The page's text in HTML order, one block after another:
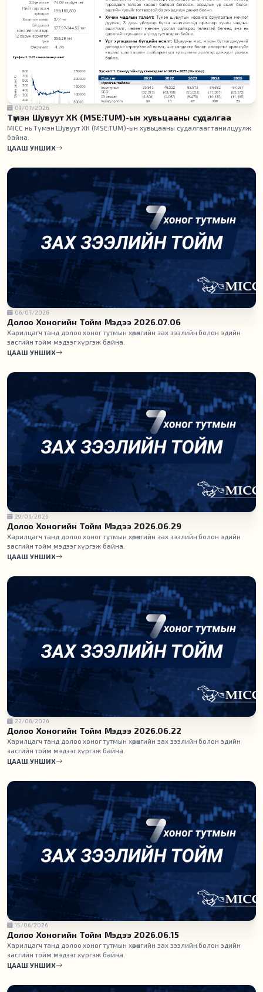
09/07/2026
Түмэн Шувуут ХК (MSE:TUM)-ын хувьцааны судалгаа
MICC нь Түмэн Шувуут ХК (MSE:TUM)-ын хувьцааны судалгааг танилцуулж
байна.
ЦААШ УНШИХ
06/07/2026
Долоо Хоногийн Тойм Мэдээ 2026.07.06
Харилцагч танд долоо хоног тутмын хөрөнгийн зах зээлийн болон эдийн
засгийн тойм мэдээг хүргэж байна.
ЦААШ УНШИХ
29/06/2026
Долоо Хоногийн Тойм Мэдээ 2026.06.29
Харилцагч танд долоо хоног тутмын хөрөнгийн зах зээлийн болон эдийн
засгийн тойм мэдээг хүргэж байна.
ЦААШ УНШИХ
22/06/2026
Долоо Хоногийн Тойм Мэдээ 2026.06.22
Харилцагч танд долоо хоног тутмын хөрөнгийн зах зээлийн болон эдийн
засгийн тойм мэдээг хүргэж байна.
ЦААШ УНШИХ
15/06/2026
Долоо Хоногийн Тойм Мэдээ 2026.06.15
Харилцагч танд долоо хоног тутмын хөрөнгийн зах зээлийн болон эдийн
засгийн тойм мэдээг хүргэж байна.
ЦААШ УНШИХ